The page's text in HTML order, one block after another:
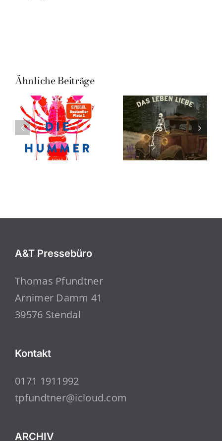
Ähnliche Beiträge
A&T Pressebüro
Thomas Pfundtner
Arnimer Damm 41
39576 Stendal
Kontakt
0171 1911992
tpfundtner@icloud.com
ARCHIV